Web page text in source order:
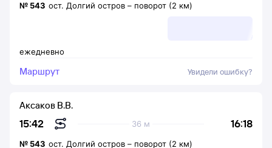
ежедневно
№ 543 ост. Долгий остров – поворот (2 км)
Маршрут Увидели ошибку?
15:42 16:18
36 м
Аксаков В.В.
№ 543 ост. Долгий остров – поворот (2 км)